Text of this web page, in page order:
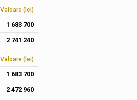
Valoare (lei)
1 683 700
2 741 240
Valoare (lei)
1 683 700
2 472 960